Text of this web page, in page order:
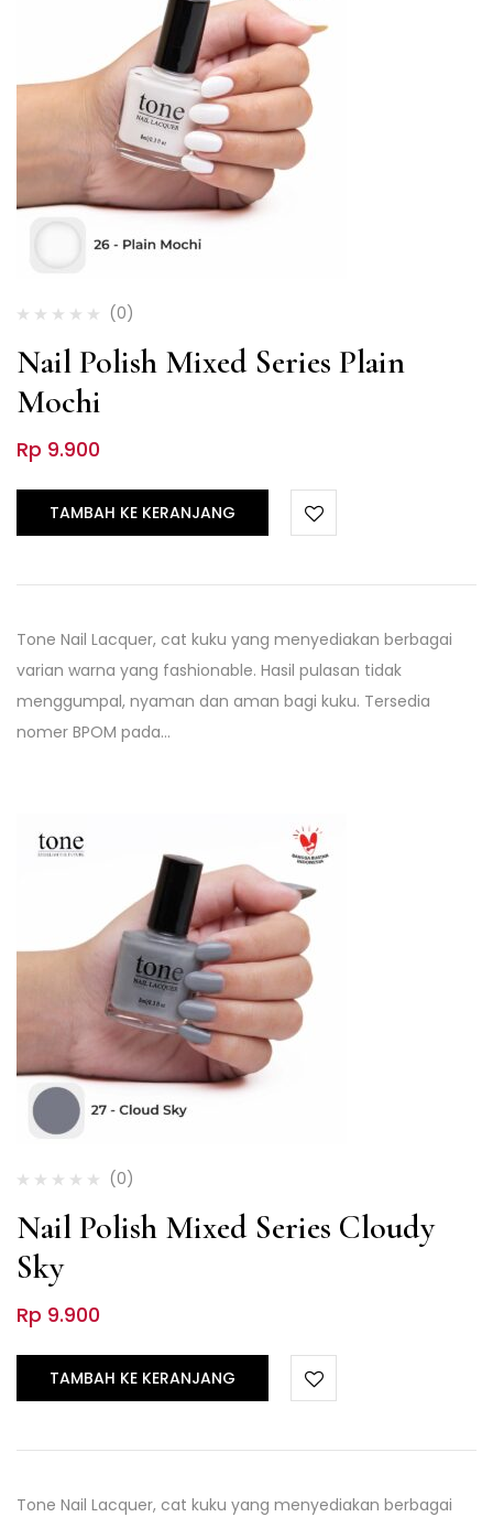
(0)
Nail Polish Mixed Series Plain
Mochi
Rp 9.900
TAMBAH KE KERANJANG
Tone Nail Lacquer, cat kuku yang menyediakan berbagai
varian warna yang fashionable. Hasil pulasan tidak
menggumpal, nyaman dan aman bagi kuku. Tersedia
nomer BPOM pada…
(0)
Nail Polish Mixed Series Cloudy
Sky
Rp 9.900
TAMBAH KE KERANJANG
Tone Nail Lacquer, cat kuku yang menyediakan berbagai